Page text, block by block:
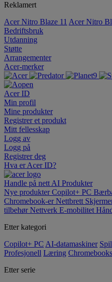
Reklamert
Acer Nitro Blaze 11 Acer Nitro
Bedriftsbruk
Utdanning
Støtte
Arrangementer
Acer-merker
Acer ID
Min profil
Mine produkter
Registrer et produkt
Mitt fellesskap
Logg av
Logg på
Registrer deg
Hva er Acer ID?
Handle på nett AI Produkter
Nye produkterCopilot+ PC
Chromebook-erNettbrett
tilbehørNettverk E-mobilitet
Etter kategori
Copilot+ PC AI-datamaskiner
Profesjonell Læring Chromebooks
Etter serie